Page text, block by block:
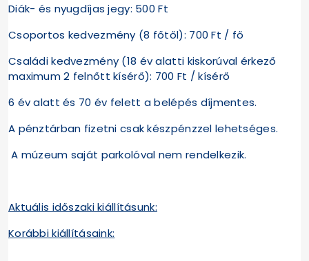
Diák- és nyugdíjas jegy: 500 Ft
Csoportos kedvezmény (8 főtől): 700 Ft / fő
Családi kedvezmény (18 év alatti kiskorúval érkező
maximum 2 felnőtt kísérő): 700 Ft / kísérő
6 év alatt és 70 év felett a belépés díjmentes.
A pénztárban fizetni csak készpénzzel lehetséges.
A múzeum saját parkolóval nem rendelkezik.
Aktuális időszaki kiállításunk:
Korábbi kiállításaink: